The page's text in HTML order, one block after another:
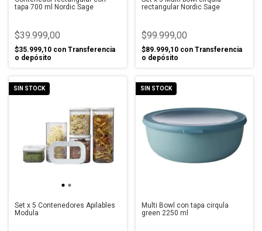
tapa 700 ml Nordic Sage
$39.999,00
$35.999,10 con Transferencia
o depósito
rectangular Nordic Sage
$99.999,00
$89.999,10 con Transferencia
o depósito
SIN STOCK
Set x 5 Contenedores Apilables
Modula
SIN STOCK
Multi Bowl con tapa cirqula
green 2250 ml